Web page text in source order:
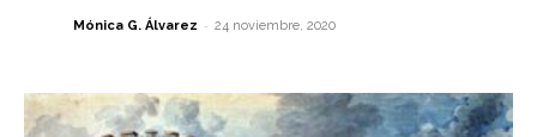
Mónica G. Álvarez - 24 noviembre, 2020